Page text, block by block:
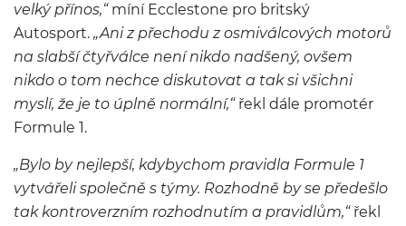
velký přínos,“míní Ecclestone pro britský
Autosport. „Ani z přechodu z osmiválcových motorů
na slabší čtyřválce není nikdo nadšený, ovšem
nikdo o tom nechce diskutovat a tak si všichni
myslí, že je to úplně normální,“řekl dále promotér
Formule 1.
„Bylo by nejlepší, kdybychom pravidla Formule 1
vytvářeli společně s týmy. Rozhodně by se předešlo
tak kontroverzním rozhodnutím a pravidlům,“řekl